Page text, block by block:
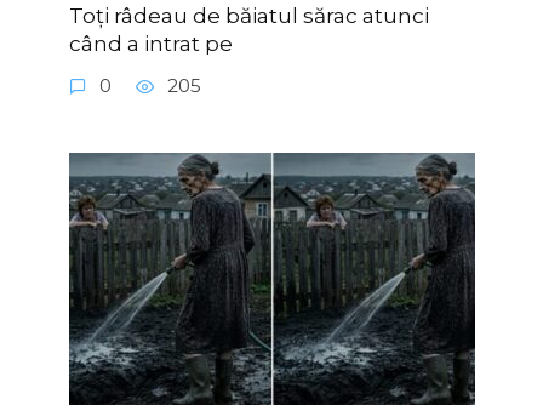
Toți râdeau de băiatul sărac atunci
când a intrat pe
0 205